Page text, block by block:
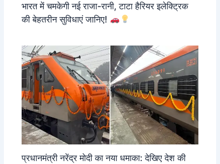
भारत में चमकेगी नई राजा-रानी, टाटा हैरियर इलेक्ट्रिक
की बेहतरीन सुविधाएं जानिए!
प्रधानमंत्री नरेंद्र मोदी का नया धमाका: देखिए देश की